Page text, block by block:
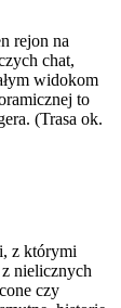
rejon na
chat,
widokom
to
(Trasa ok.
z którymi
nielicznych
czy